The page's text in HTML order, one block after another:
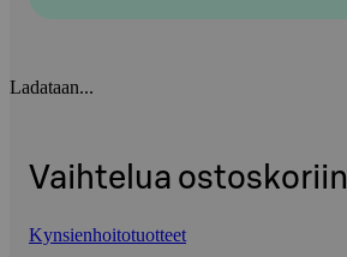
Ladataan...
Vaihtelua ostoskoriin
Kynsienhoitotuotteet